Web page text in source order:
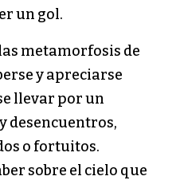
un gol.
metamorfosis de
y apreciarse
llevar por un
desencuentros,
o fortuitos.
sobre el cielo que